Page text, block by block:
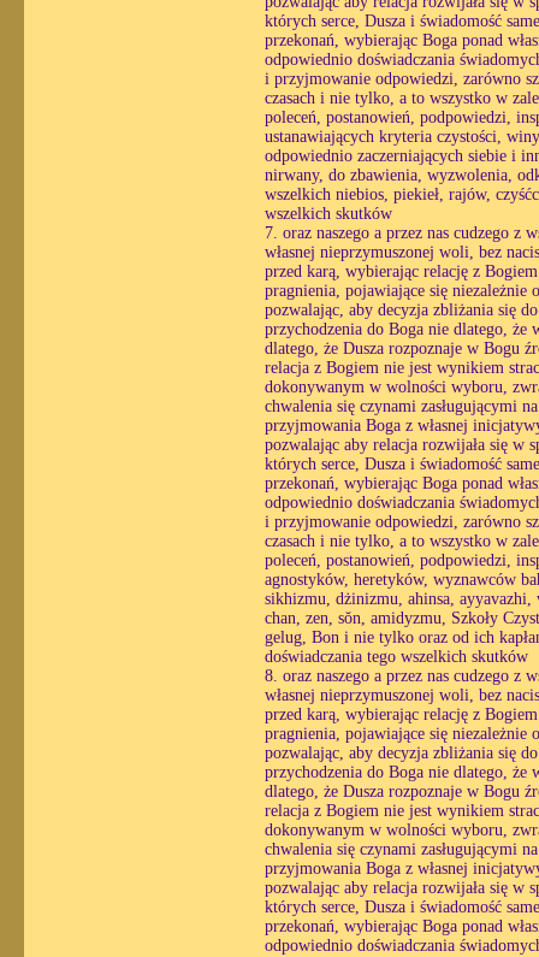
których serce, Dusza i świadomość
przekonań, wybierając Boga ponad
odpowiednio doświadczania
i przyjmowanie odpowiedzi, zarówno
czasach i nie tylko, a to wszystko w
poleceń, postanowień, podpowiedzi,
ustanawiających kryteria czystości,
odpowiednio zaczerniających siebie i
nirwany, do zbawienia, wyzwolenia,
wszelkich niebios, piekieł, rajów,
wszelkich skutków
7. oraz naszego a przez nas cudzego
własnej nieprzymuszonej woli, bez
przed karą, wybierając relację z
pragnienia, pojawiające się
pozwalając, aby decyzja zbliżania się
przychodzenia do Boga nie dlatego, że
dlatego, że Dusza rozpoznaje w Bogu
relacja z Bogiem nie jest wynikiem
dokonywanym w wolności wyboru,
chwalenia się czynami zasługującymi
przyjmowania Boga z własnej
pozwalając aby relacja rozwijała się w
których serce, Dusza i świadomość
przekonań, wybierając Boga ponad
odpowiednio doświadczania
i przyjmowanie odpowiedzi, zarówno
czasach i nie tylko, a to wszystko w
poleceń, postanowień, podpowiedzi,
agnostyków, heretyków, wyznawców
sikhizmu, dżinizmu, ahinsa,
chan, zen, sŏn, amidyzmu, Szkoły
gelug, Bon i nie tylko oraz od ich
doświadczania tego wszelkich skutków
8. oraz naszego a przez nas cudzego
własnej nieprzymuszonej woli, bez
przed karą, wybierając relację z
pragnienia, pojawiające się
pozwalając, aby decyzja zbliżania się
przychodzenia do Boga nie dlatego, że
dlatego, że Dusza rozpoznaje w Bogu
relacja z Bogiem nie jest wynikiem
dokonywanym w wolności wyboru,
chwalenia się czynami zasługującymi
przyjmowania Boga z własnej
pozwalając aby relacja rozwijała się w
których serce, Dusza i świadomość
przekonań, wybierając Boga ponad
odpowiednio doświadczania